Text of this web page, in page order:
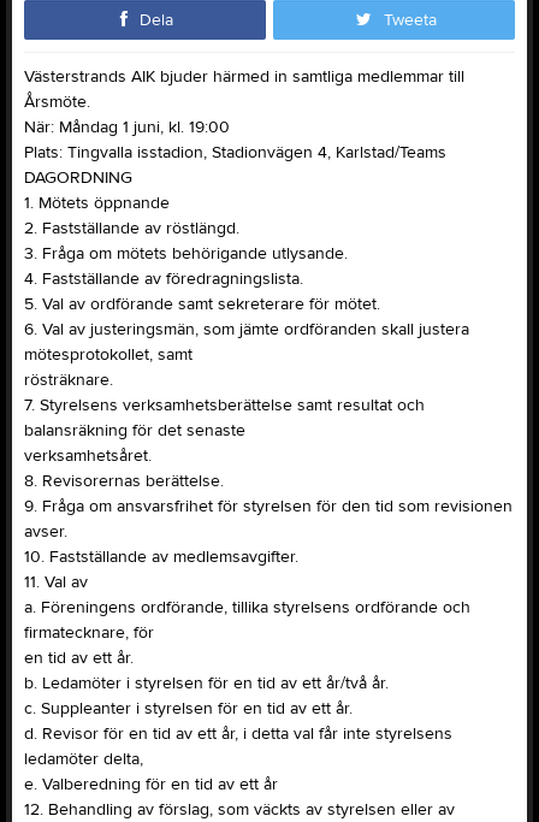
Dela Tweeta
Västerstrands AIK bjuder härmed in samtliga medlemmar till
Årsmöte.
När: Måndag 1 juni, kl. 19:00
Plats: Tingvalla isstadion, Stadionvägen 4, Karlstad/Teams
DAGORDNING
1. Mötets öppnande
2. Fastställande av röstlängd.
3. Fråga om mötets behörigande utlysande.
4. Fastställande av föredragningslista.
5. Val av ordförande samt sekreterare för mötet.
6. Val av justeringsmän, som jämte ordföranden skall justera
mötesprotokollet, samt
rösträknare.
7. Styrelsens verksamhetsberättelse samt resultat och
balansräkning för det senaste
verksamhetsåret.
8. Revisorernas berättelse.
9. Fråga om ansvarsfrihet för styrelsen för den tid som revisionen
avser.
10. Fastställande av medlemsavgifter.
11. Val av
a. Föreningens ordförande, tillika styrelsens ordförande och
firmatecknare, för
en tid av ett år.
b. Ledamöter i styrelsen för en tid av ett år/två år.
c. Suppleanter i styrelsen för en tid av ett år.
d. Revisor för en tid av ett år, i detta val får inte styrelsens
ledamöter delta,
e. Valberedning för en tid av ett år
12. Behandling av förslag, som väckts av styrelsen eller av